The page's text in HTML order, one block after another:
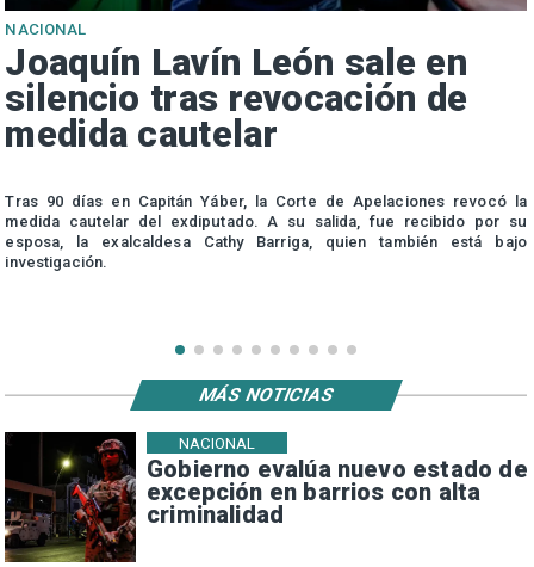
NACIONAL
Joaquín Lavín León sale en
silencio tras revocación de
medida cautelar
Tras 90 días en Capitán Yáber, la Corte de Apelaciones revocó la
medida cautelar del exdiputado. A su salida, fue recibido por su
esposa, la exalcaldesa Cathy Barriga, quien también está bajo
investigación.
Gobierno evalúa nuevo estado de
excepción en barrios con alta
criminalidad
NACIONAL
MÁS NOTICIAS